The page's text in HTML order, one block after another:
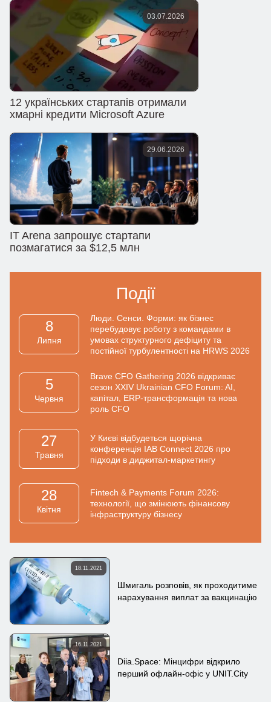
03.07.2026
12 українських стартапів отримали
хмарні кредити Microsoft Azure
29.06.2026
IT Arena запрошує стартапи
позмагатися за $12,5 млн
Події
8
Липня
Люди. Сенси. Форми: як бізнес
перебудовує роботу з командами в
умовах структурного дефіциту та
постійної турбулентності на HRWS 2026
5
Червня
Brave CFO Gathering 2026 відкриває
сезон XXIV Ukrainian CFO Forum: AI,
капітал, ERP-трансформація та нова
роль CFO
27
Травня
У Києві відбудеться щорічна
конференція IAB Connect 2026 про
підходи в диджитал-маркетингу
28
Квiтня
Fintech & Payments Forum 2026:
технології, що змінюють фінансову
інфраструктуру бізнесу
18.11.2021
Шмигаль розповів, як проходитиме
нарахування виплат за вакцинацію
16.11.2021
Diia.Space: Мінцифри відкрило
перший офлайн-офіс у UNIT.City